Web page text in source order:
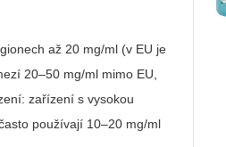
až 20 mg/ml (v EU je
20–50 mg/ml mimo EU,
zařízení s vysokou
používají 10–20 mg/ml